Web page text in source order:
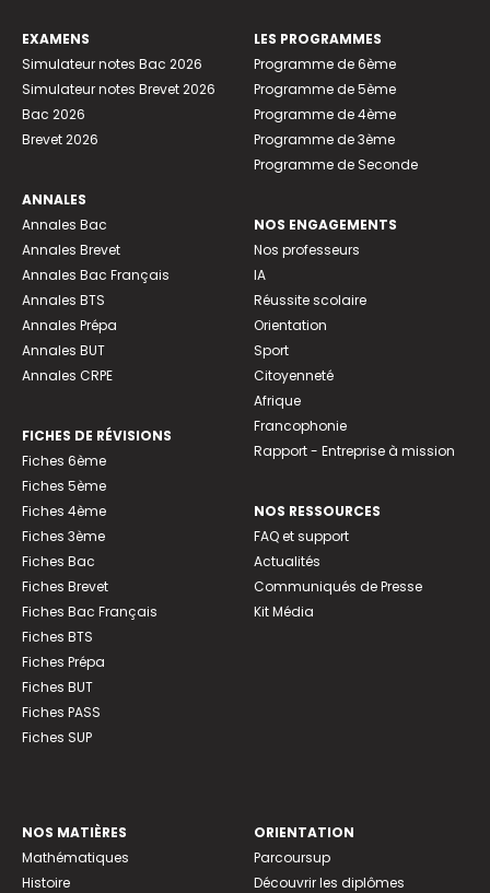
EXAMENS
Simulateur notes Bac 2026
Simulateur notes Brevet 2026
Bac 2026
Brevet 2026
ANNALES
Annales Bac
Annales Brevet
Annales Bac Français
Annales BTS
Annales Prépa
Annales BUT
Annales CRPE
FICHES DE RÉVISIONS
Fiches 6ème
Fiches 5ème
Fiches 4ème
Fiches 3ème
Fiches Bac
Fiches Brevet
Fiches Bac Français
Fiches BTS
Fiches Prépa
Fiches BUT
Fiches PASS
Fiches SUP
LES PROGRAMMES
Programme de 6ème
Programme de 5ème
Programme de 4ème
Programme de 3ème
Programme de Seconde
NOS ENGAGEMENTS
Nos professeurs
IA
Réussite scolaire
Orientation
Sport
Citoyenneté
Afrique
Francophonie
Rapport - Entreprise à mission
NOS RESSOURCES
FAQ et support
Actualités
Communiqués de Presse
Kit Média
NOS MATIÈRES
Mathématiques
Histoire
ORIENTATION
Parcoursup
Découvrir les diplômes